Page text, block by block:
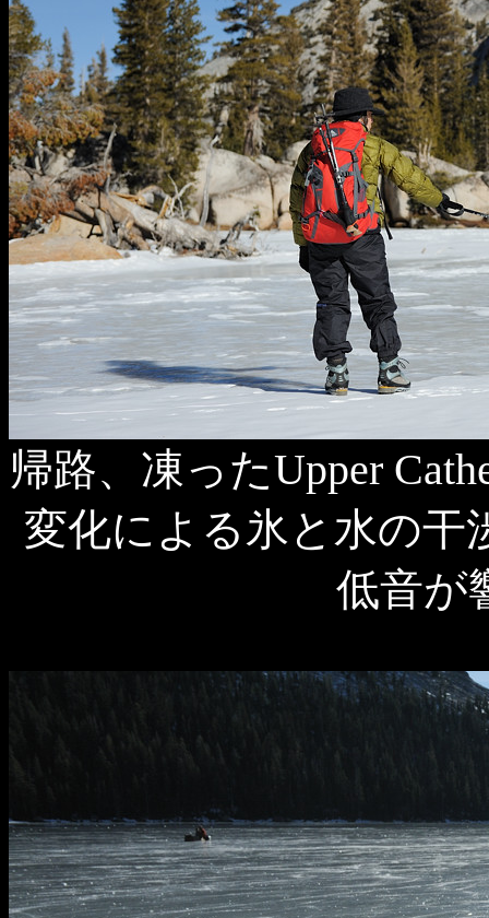
帰路、凍ったUpper
変化による氷と水の干
低音が